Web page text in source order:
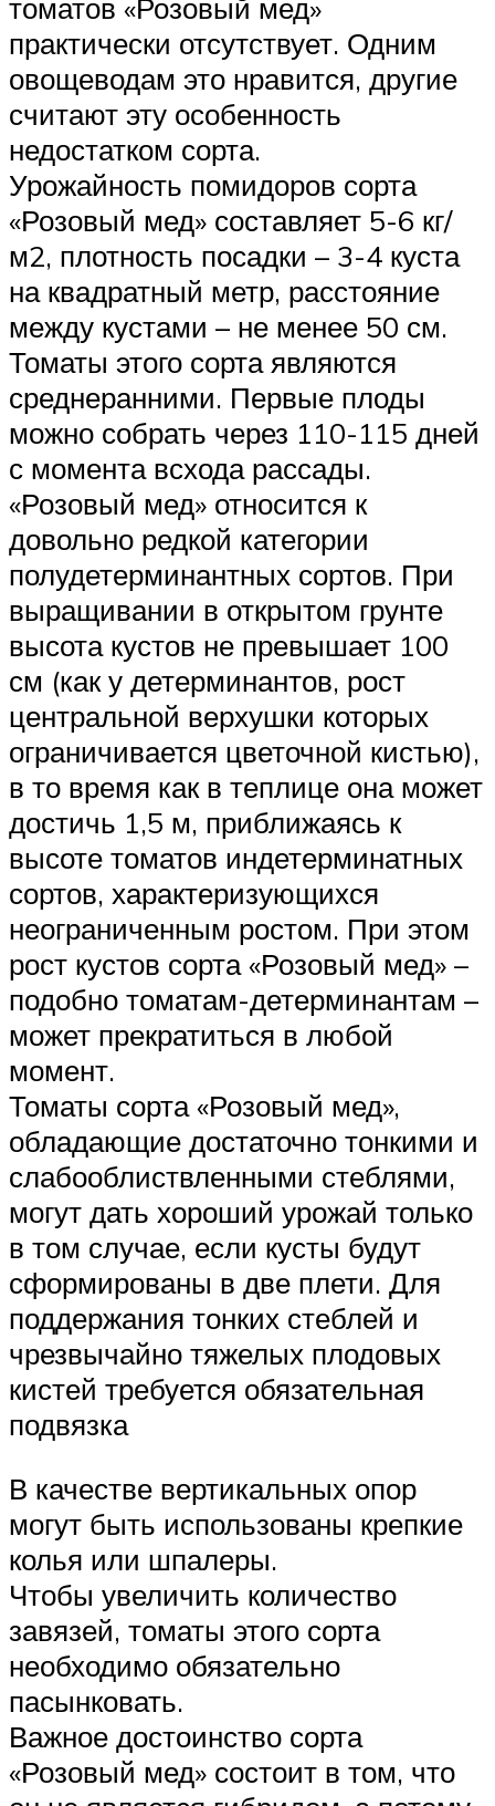
томатов «Розовый мед»
практически отсутствует. Одним
овощеводам это нравится, другие
считают эту особенность
недостатком сорта.
Урожайность помидоров сорта
«Розовый мед» составляет 5-6 кг/
м2, плотность посадки – 3-4 куста
на квадратный метр, расстояние
между кустами – не менее 50 см.
Томаты этого сорта являются
среднеранними. Первые плоды
можно собрать через 110-115 дней
с момента всхода рассады.
«Розовый мед» относится к
довольно редкой категории
полудетерминантных сортов. При
выращивании в открытом грунте
высота кустов не превышает 100
см (как у детерминантов, рост
центральной верхушки которых
ограничивается цветочной кистью),
в то время как в теплице она может
достичь 1,5 м, приближаясь к
высоте томатов индетерминатных
сортов, характеризующихся
неограниченным ростом. При этом
рост кустов сорта «Розовый мед» –
подобно томатам-детерминантам –
может прекратиться в любой
момент.
Томаты сорта «Розовый мед»,
обладающие достаточно тонкими и
слабооблиствленными стеблями,
могут дать хороший урожай только
в том случае, если кусты будут
сформированы в две плети. Для
поддержания тонких стеблей и
чрезвычайно тяжелых плодовых
кистей требуется обязательная
подвязка
В качестве вертикальных опор
могут быть использованы крепкие
колья или шпалеры.
Чтобы увеличить количество
завязей, томаты этого сорта
необходимо обязательно
пасынковать.
Важное достоинство сорта
«Розовый мед» состоит в том, что